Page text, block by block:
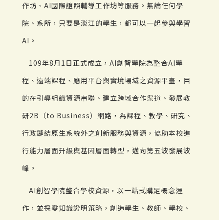
作坊、AI國際證照輔導工作坊等服務。無論任何學
院、系所，只要是淡江的學生，都可以一起參與學習
AI。
109年8月1日正式成立，AI創智學院為整合AI學
程、遠端課程、應用平台與實境場域之資源平臺，目
的在引導組織資源串聯、建立跨域合作渠道、發展教
研2B（to Business）網路，為課程、教學、研究、
行政鏈結原生系統外之創新服務與資源，協助本校進
行能力層面升級與基因層面轉型，邁向第五波發展波
峰。
AI創智學院整合學校資源，以一站式購足概念運
作，並採零知識證明策略，創造學生、教師、學校、